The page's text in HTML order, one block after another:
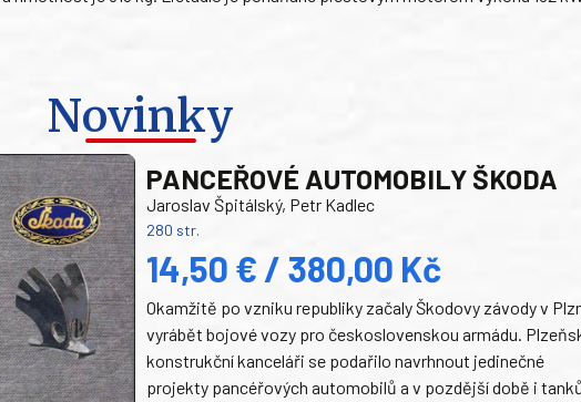
Novinky
PANCEŘOVÉ AUTOMOBILY ŠKODA
Jaroslav Špitálský, Petr Kadlec
280 str.
14,50 € / 380,00 Kč
Okamžitě po vzniku republiky začaly Škodovy závody v
vyrábět bojové vozy pro československou armádu.
konstrukční kanceláři se podařilo navrhnout jedinečné
projekty pancéřových automobilů a v pozdější době i